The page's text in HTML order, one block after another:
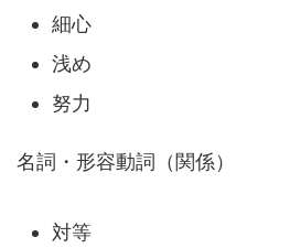
細心
浅め
努力
名詞・形容動詞（関係）
対等